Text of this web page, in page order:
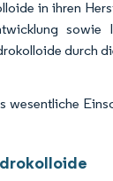
in ihren
sowie
durch
wesentliche